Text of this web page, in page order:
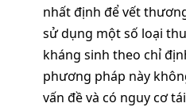
nhất định để vết
sử dụng một số loại
kháng sinh theo chỉ
phương pháp này
vấn đề và có nguy cơ